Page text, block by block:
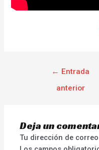
← Entrada
anterior
Deja un
Tu dirección de